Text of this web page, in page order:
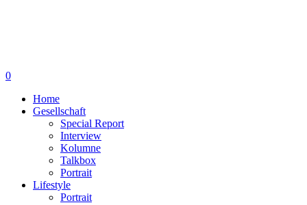
0
Home
Gesellschaft
Special Report
Interview
Kolumne
Talkbox
Portrait
Lifestyle
Portrait